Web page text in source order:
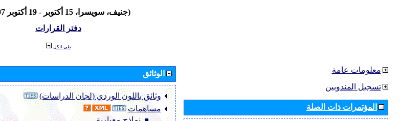
(جنيف، سويسرا، 15 أكتوبر - 19 أكتوبر 2007)
دفتر القرارات
طي الكل
الوثائق
وثائق باللون الوردي (لجان الدراسات)
مساهمات
معلومات عامة
تسجيل المندوبين
المؤتمرات ذات الصلة